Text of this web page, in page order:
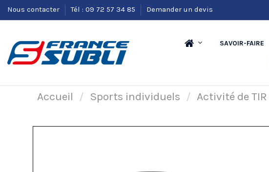
Nous contacter Tél : 09 72 57 34 85 Demander un devis
SAVOIR-FAIRE
Accueil Sports individuels Activité de TIR